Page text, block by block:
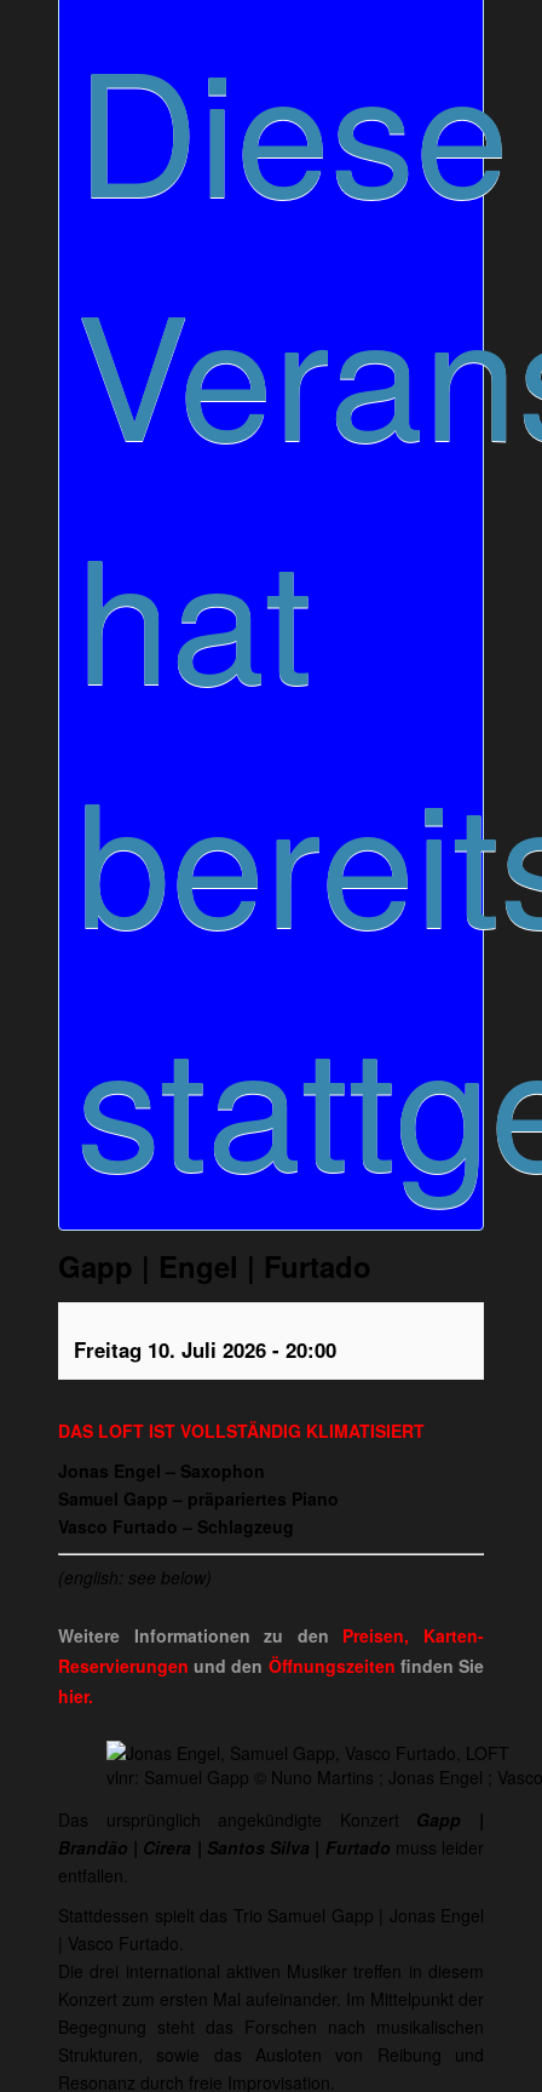
Diese
hat
Gapp | Engel | Furtado
Freitag 10. Juli 2026 - 20:00
DAS LOFT IST VOLLSTÄNDIG KLIMATISIERT
Jonas Engel – Saxophon
Samuel Gapp – präpariertes Piano
Vasco Furtado – Schlagzeug
(english: see below)
Weitere Informationen zu den Preisen, Karten-
Reservierungen und den Öffnungszeiten finden Sie
hier.
vlnr: Samuel Gapp © Nuno Martins ; Jonas Engel ;
Das ursprünglich angekündigte Konzert Gapp |
Brandão | Cirera | Santos Silva | Furtado muss leider
entfallen.
Stattdessen spielt das Trio Samuel Gapp | Jonas Engel
| Vasco Furtado.
Die drei international aktiven Musiker treffen in diesem
Konzert zum ersten Mal aufeinander. Im Mittelpunkt der
Begegnung steht das Forschen nach musikalischen
Strukturen, sowie das Ausloten von Reibung und
Resonanz durch freie Improvisation.